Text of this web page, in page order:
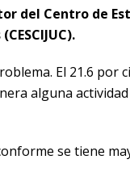
del Centro de
El 21.6 por
alguna
se tiene